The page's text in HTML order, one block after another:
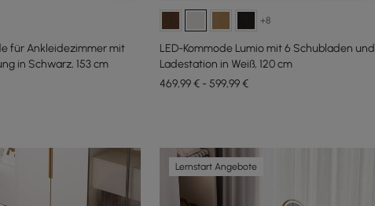
für Ankleidezimmer mit
in Schwarz, 153 cm
+8
LED-Kommode Lumio mit 6 Schubladen und
Ladestation in Weiß, 120 cm
469,99 € - 599,99 €
Lernstart Angebote